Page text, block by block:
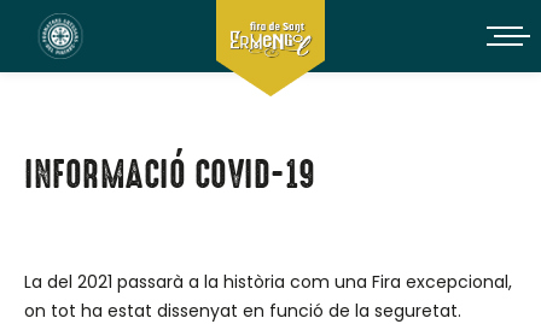
INFORMACIÓ COVID-19
La del 2021 passarà a la història com una Fira excepcional,
on tot ha estat dissenyat en funció de la seguretat.